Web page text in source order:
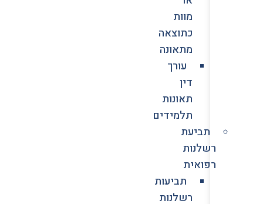
מוות
כתוצאה
מתאונה
עורך
דין
תאונות
תלמידים
תביעת
רשלנות
רפואית
תביעות
רשלנות